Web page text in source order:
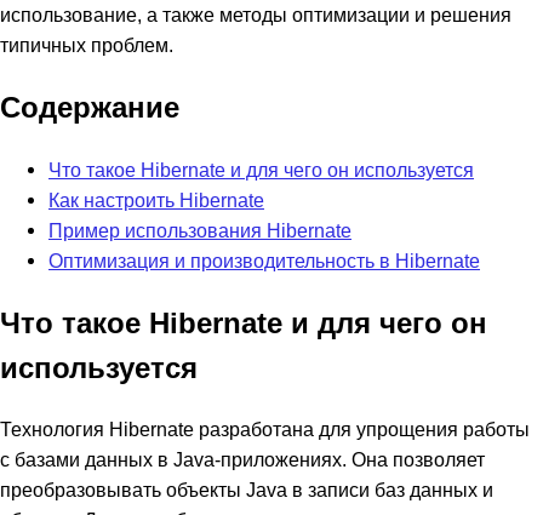
использование, а также методы оптимизации и решения
типичных проблем.
Содержание
Что такое Hibernate и для чего он используется
Как настроить Hibernate
Пример использования Hibernate
Оптимизация и производительность в Hibernate
Что такое Hibernate и для чего он
используется
Технология Hibernate разработана для упрощения работы
с базами данных в Java-приложениях. Она позволяет
преобразовывать объекты Java в записи баз данных и